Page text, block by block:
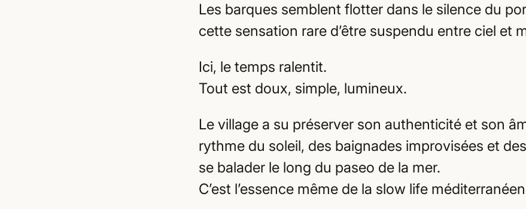
Les barques semblent flotter dans le silence du
cette sensation rare d’être suspendu entre ciel et
Ici, le temps ralentit.
Tout est doux, simple, lumineux.
Le village a su préserver son authenticité et son
rythme du soleil, des baignades improvisées et
se balader le long du paseo de la mer.
C’est l’essence même de la slow life